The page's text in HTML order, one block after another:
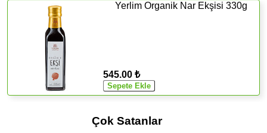
Yerlim Organik Nar Ekşisi 330g
545.00 ₺
Çok Satanlar